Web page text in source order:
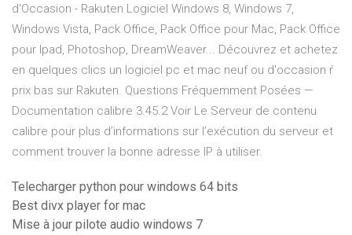
d'Occasion - Rakuten Logiciel Windows 8, Windows 7,
Windows Vista, Pack Office, Pack Office pour Mac, Pack Office
pour Ipad, Photoshop, DreamWeaver... Découvrez et achetez
en quelques clics un logiciel pc et mac neuf ou d'occasion ŕ
prix bas sur Rakuten. Questions Fréquemment Posées —
Documentation calibre 3.45.2Voir Le Serveur de contenu
calibre pour plus d’informations sur l’exécution du serveur et
comment trouver la bonne adresse IP à utiliser.
Telecharger python pour windows 64 bits
Best divx player for mac
Mise à jour pilote audio windows 7